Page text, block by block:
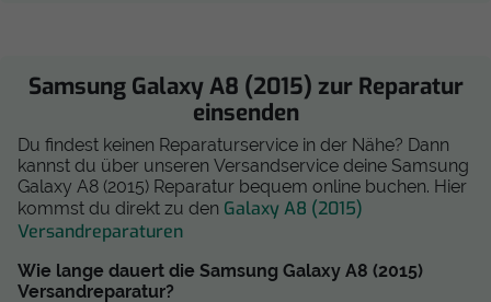
Samsung Galaxy A8 (2015) zur Reparatur
einsenden
Du findest keinen Reparaturservice in der Nähe? Dann
kannst du über unseren Versandservice deine Samsung
Galaxy A8 (2015) Reparatur bequem online buchen. Hier
kommst du direkt zu den Galaxy A8 (2015)
Versandreparaturen
Wie lange dauert die Samsung Galaxy A8 (2015)
Versandreparatur?